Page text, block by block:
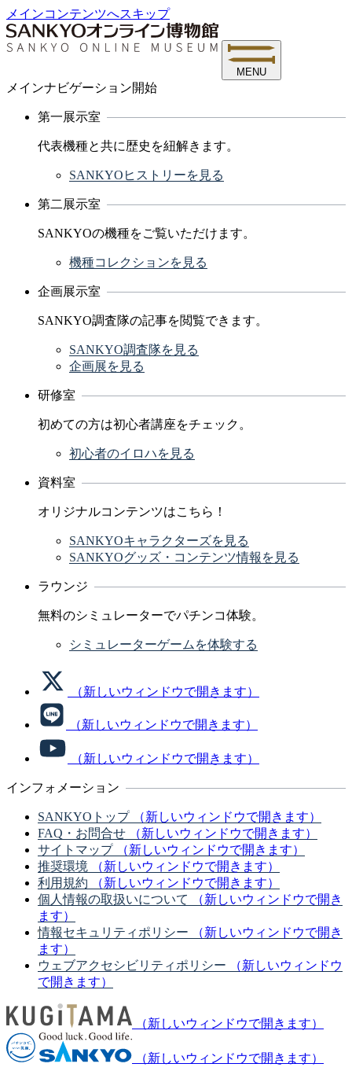
メインコンテンツへスキップ
MENU
メインナビゲーション開始
第一展示室
代表機種と共に歴史を紐解きます。
SANKYOヒストリーを見る
第二展示室
SANKYOの機種をご覧いただけます。
機種コレクションを見る
企画展示室
SANKYO調査隊の記事を閲覧できます。
SANKYO調査隊を見る
企画展を見る
研修室
初めての方は初心者講座をチェック。
初心者のイロハを見る
資料室
オリジナルコンテンツはこちら！
SANKYOキャラクターズを見る
SANKYOグッズ・コンテンツ情報を見る
ラウンジ
無料のシミュレーターでパチンコ体験。
シミュレーターゲームを体験する
（新しいウィンドウで開きます）
（新しいウィンドウで開きます）
（新しいウィンドウで開きます）
インフォメーション
SANKYOトップ
（新しいウィンドウで開きます）
FAQ・お問合せ
（新しいウィンドウで開きます）
サイトマップ
（新しいウィンドウで開きます）
推奨環境
（新しいウィンドウで開きます）
利用規約
（新しいウィンドウで開きます）
個人情報の取扱いについて
（新しいウィンドウで開き
ます）
情報セキュリティポリシー
（新しいウィンドウで開き
ます）
ウェブアクセシビリティポリシー
（新しいウィンドウ
で開きます）
（新しいウィンドウで開きます）
（新しいウィンドウで開きます）